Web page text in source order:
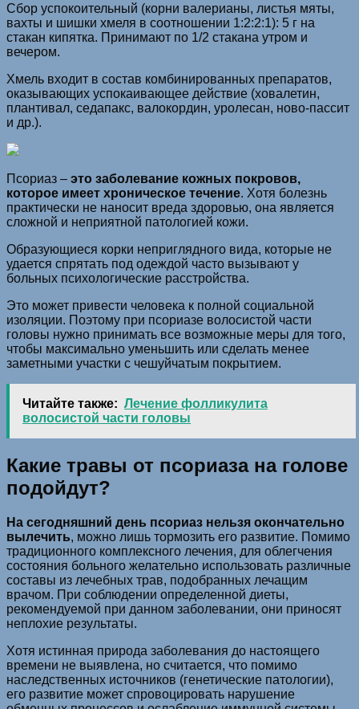
Сбор успокоительный (корни валерианы, листья мяты,
вахты и шишки хмеля в соотношении 1:2:2:1): 5 г на
стакан кипятка. Принимают по 1/2 стакана утром и
вечером.
Хмель входит в состав комбинированных препаратов,
оказывающих успокаивающее действие (ховалетин,
плантивал, седапакс, валокордин, уролесан, ново-пассит
и др.).
Псориаз – это заболевание кожных покровов,
которое имеет хроническое течение. Хотя болезнь
практически не наносит вреда здоровью, она является
сложной и неприятной патологией кожи.
Образующиеся корки неприглядного вида, которые не
удается спрятать под одеждой часто вызывают у
больных психологические расстройства.
Это может привести человека к полной социальной
изоляции. Поэтому при псориазе волосистой части
головы нужно принимать все возможные меры для того,
чтобы максимально уменьшить или сделать менее
заметными участки с чешуйчатым покрытием.
Читайте также: Лечение фолликулита
волосистой части головы
Какие травы от псориаза на голове
подойдут?
На сегодняшний день псориаз нельзя окончательно
вылечить, можно лишь тормозить его развитие. Помимо
традиционного комплексного лечения, для облегчения
состояния больного желательно использовать различные
составы из лечебных трав, подобранных лечащим
врачом. При соблюдении определенной диеты,
рекомендуемой при данном заболевании, они приносят
неплохие результаты.
Хотя истинная природа заболевания до настоящего
времени не выявлена, но считается, что помимо
наследственных источников (генетические патологии),
его развитие может спровоцировать нарушение